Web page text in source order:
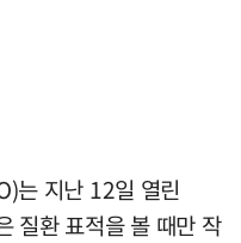
는 지난 12일 열린
질환 표적을 볼 때만 작